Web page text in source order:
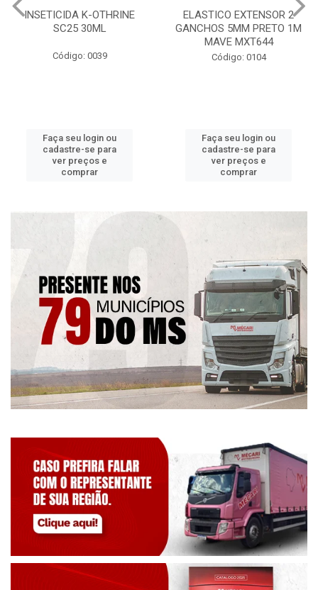
INSETICIDA K-OTHRINE
SC25 30ML
Código: 0039
Faça seu login ou
cadastre-se para
ver preços e
comprar
ELASTICO EXTENSOR 2
GANCHOS 5MM PRETO 1M
MAVE MXT644
Código: 0104
Faça seu login ou
cadastre-se para
ver preços e
comprar